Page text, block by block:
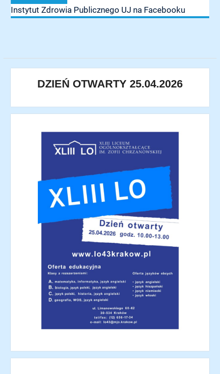
Instytut Zdrowia Publicznego UJ na Facebooku
DZIEŃ OTWARTY 25.04.2026